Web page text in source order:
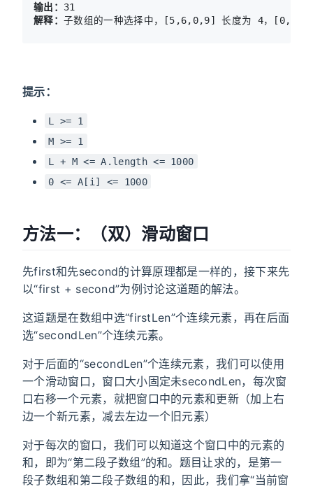
输出：
解释： 子数组的一种选择中，[5,6,0,9] 长度为 4，
提示：
L >= 1
M >= 1
L + M <= A.length <= 1000
0 <= A[i] <= 1000
方法一：（双）滑动窗口
先first和先second的计算原理都是一样的，接下来先
以“first + second”为例讨论这道题的解法。
这道题是在数组中选“firstLen”个连续元素，再在后面
选“secondLen”个连续元素。
对于后面的“secondLen”个连续元素，我们可以使用
一个滑动窗口，窗口大小固定未secondLen，每次窗
口右移一个元素，就把窗口中的元素和更新（加上右
边一个新元素，减去左边一个旧元素）
对于每次的窗口，我们可以知道这个窗口中的元素的
和，即为“第二段子数组”的和。题目让求的，是第一
段子数组和第二段子数组的和，因此，我们拿“当前窗